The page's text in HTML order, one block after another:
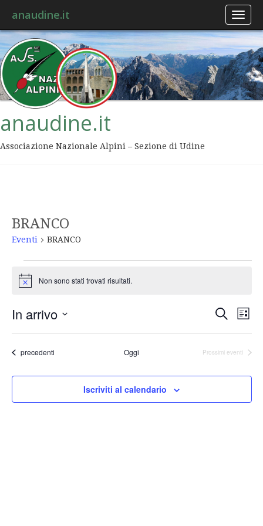
anaudine.it
anaudine.it
Associazione Nazionale Alpini – Sezione di Udine
BRANCO
Eventi BRANCO
Notice Non sono stati trovati risultati.
e
viste
Cerca
Lista
In arrivo
data.
Eventi
precedenti Oggi Prossimi eventi
Iscriviti al calendario